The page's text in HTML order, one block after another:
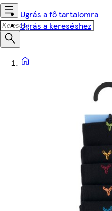
Ugrás a fő tartalomra
Ugrás a kereséshez